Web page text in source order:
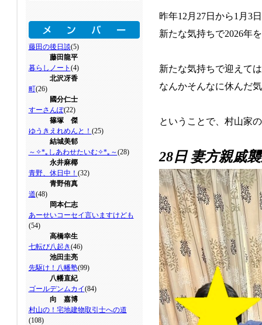
藤田の後日談(5)
藤田龍平
暮らしノート (4)
北沢冴香
町(26)
國分仁士
すーさんぽ(22)
篠塚 傑
ゆうきえれめんと！ (25)
結城美郁
～✧*｡しあわせたいむ✧*｡～(28)
永井麻椰
青野、休日中！ (32)
青野侑真
道(48)
岡本仁志
あーせいコーセイ言いますけども
(54)
高橋幸生
七転び八起き(46)
池田圭亮
先駆け！八幡塾(99)
八幡直紀
ゴールデンムカイ(84)
向 嘉博
村山の！宅地建物取引士への道
(108)
昨年12月27日から1月3
新たな気持ちで2026年
新たな気持ちで迎えて
なんかそんなに休ん
ということで、村山家
28日 妻方親戚